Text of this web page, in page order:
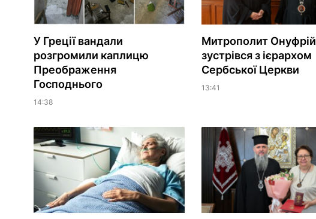
У Греції вандали
розгромили каплицю
Преображення
Господнього
14:38
Митрополит Онуфрій
зустрівся з ієрархом
Сербської Церкви
13:41